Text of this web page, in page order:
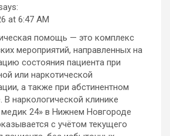
at 6:47 AM
помощь — это комплекс
мероприятий, направленных на
состояния пациента при
или наркотической
а также при абстинентном
В наркологической клинике
медик 24» в Нижнем Новгороде
с учётом текущего